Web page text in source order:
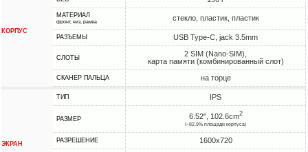
КОРПУС
МАТЕРИАЛ
фронт, низ, рамка стекло, пластик, пластик
РАЗЪЕМЫ USB Type-C, jack 3.5mm
СЛОТЫ
2 SIM (Nano-SIM),
карта памяти (комбинированный слот)
СКАНЕР ПАЛЬЦА на торце
ЭКРАН
ТИП IPS
РАЗМЕР 6.52", 102.6cm2
(~82.9% площади корпуса)
РАЗРЕШЕНИЕ 1600x720